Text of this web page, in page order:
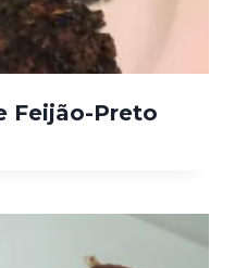
Feijão-Preto